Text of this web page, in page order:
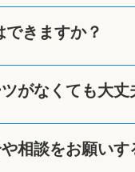
きますか？
がなくても大丈
相談をお願い